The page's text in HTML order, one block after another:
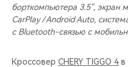
борткомпьютера 3.5", экран
CarPlay / Android Auto,
с Bluetooth-связью с
Кроссовер CHERY TIGGO 4 в